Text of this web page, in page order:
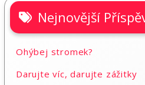
Nejnovější
Ohýbej stromek?
Darujte víc, darujte zážitky